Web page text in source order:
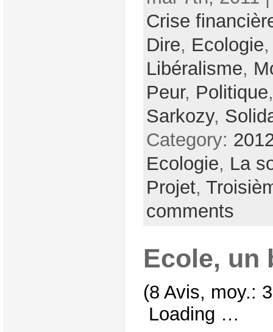
Crise
Dire, Ecologie
Libéralisme,
Peur, Politique
Sarkozy,
Category:
Ecologie, La
Projet,
comments
Ecole, un
(8 Avis, moy.:
Loading …